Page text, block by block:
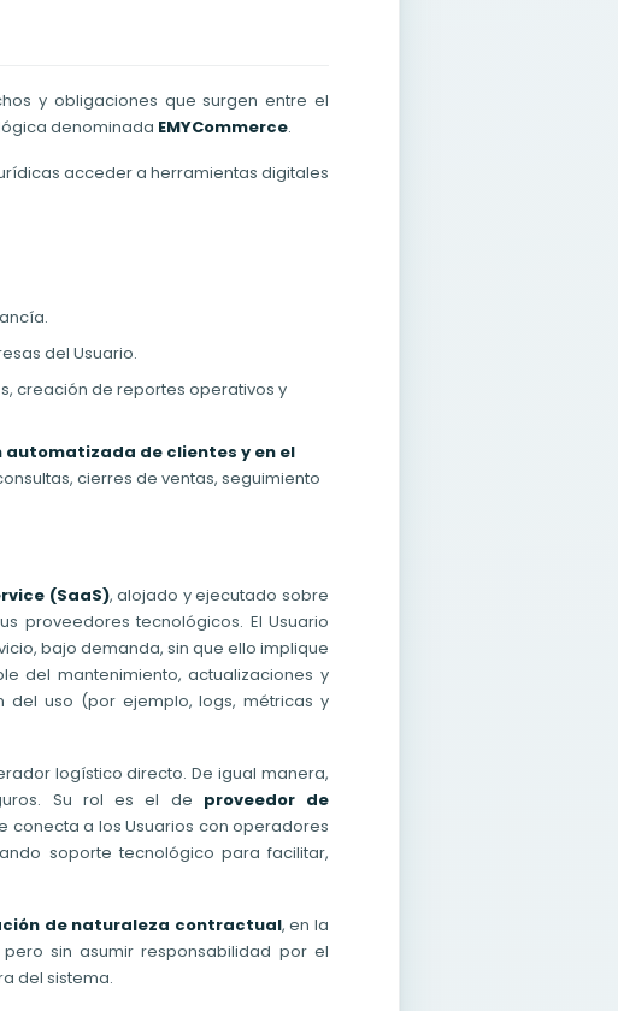
y obligaciones que surgen entre el
denominada EMYCommerce.
acceder a herramientas digitales
del Usuario.
creación de reportes operativos y
de clientes y en el
cierres de ventas, seguimiento
(SaaS), alojado y ejecutado sobre
proveedores tecnológicos. El Usuario
bajo demanda, sin que ello implique
del mantenimiento, actualizaciones y
uso (por ejemplo, logs, métricas y
logístico directo. De igual manera,
Su rol es el de proveedor de
conecta a los Usuarios con operadores
soporte tecnológico para facilitar,
de naturaleza contractual, en la
sin asumir responsabilidad por el
del sistema.